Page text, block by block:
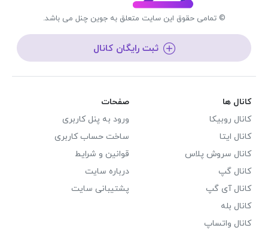
© تمامی حقوق این سایت متعلق به جوین چنل می باشد.
ثبت رایگان کانال
کانال ها
کانال روبیکا
کانال ایتا
کانال سروش پلاس
کانال گپ
کانال آی گپ
کانال بله
کانال واتساپ
صفحات
ورود به پنل کاربری
ساخت حساب کاربری
قوانین و شرایط
درباره سایت
پشتیبانی سایت